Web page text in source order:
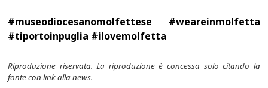
#museodiocesanomolfettese #weareinmolfetta
#tiportoinpuglia #ilovemolfetta
Riproduzione riservata. La riproduzione è concessa solo citando la
fonte con link alla news.